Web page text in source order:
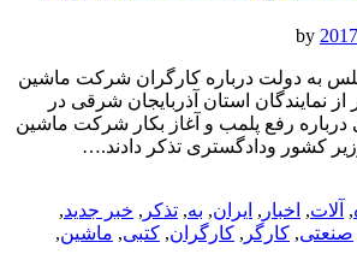
مجلس به دولت درباره کارگران شرکت ماشین
صنعتی ایران۴ نفر از نمایندگان استان آذربایجان شرقی در
رفع پلمب و آغاز بکار شرکت ماشین
کشور ودادگستری تذکر دادند.…
, آلات, اخبار , ایران, به, تذکر , خبر جدید,
صنعتی, کارگر , کارگران, کتبی, ماشین,